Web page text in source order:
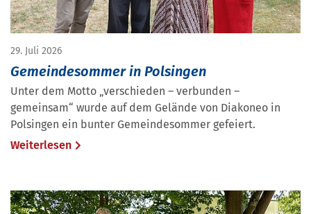
29. Juli 2026
Gemeindesommer in Polsingen
Unter dem Motto „verschieden – verbunden –
gemeinsam“ wurde auf dem Gelände von Diakoneo in
Polsingen ein bunter Gemeindesommer gefeiert.
Weiterlesen